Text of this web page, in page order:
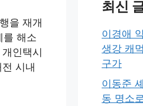
을 재개
를 해소
인택시
시내
최신
이경애
생강 캐
구가
이동준
동 명소